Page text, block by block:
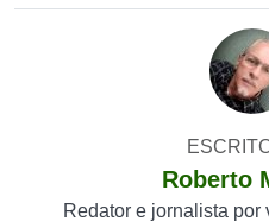
Roberto
Redator e jornalista por